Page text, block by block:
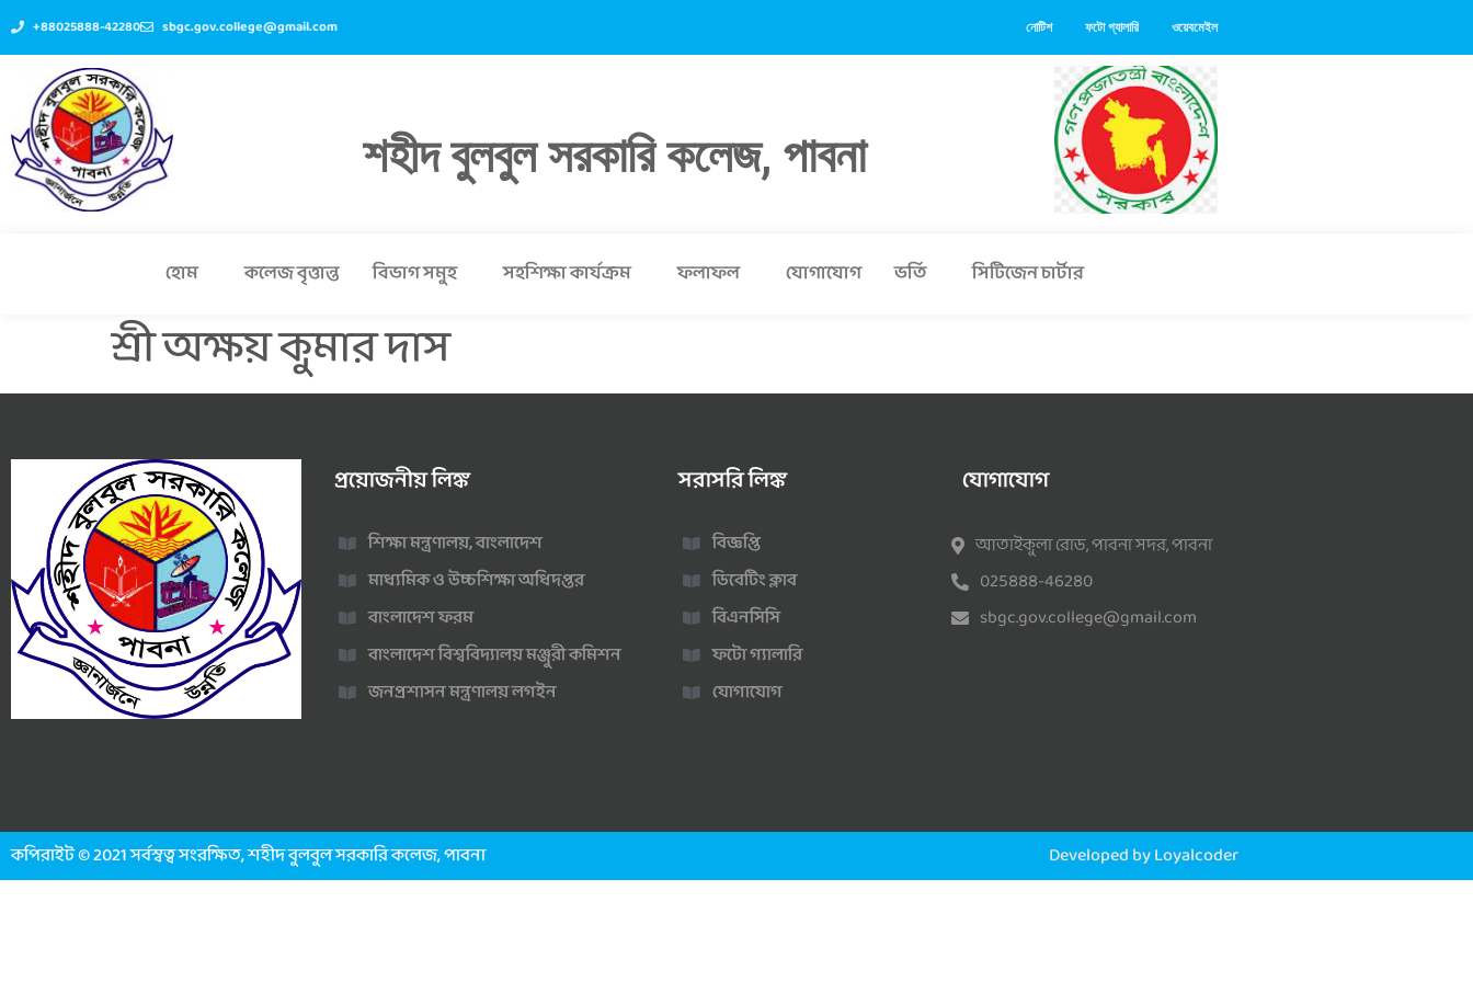
+88025888-42280 sbgc.gov.college@gmail.com নোটিশ ফটো গ্যালারি ওয়েবমেইল
শহীদ বুলবুল সরকারি কলেজ, পাবনা
হোম কলেজ বৃত্তান্ত বিভাগ সমুহ সহশিক্ষা কার্যক্রম ফলাফল যোগাযোগ ভর্তি সিটিজেন চার্টার
শ্রী অক্ষয় কুমার দাস
প্রয়োজনীয় লিঙ্ক
শিক্ষা মন্ত্রণালয়, বাংলাদেশ
মাধ্যমিক ও উচ্চশিক্ষা অধিদপ্তর
বাংলাদেশ ফরম
বাংলাদেশ বিশ্ববিদ্যালয় মঞ্জুরী কমিশন
জনপ্রশাসন মন্ত্রণালয় লগইন
সরাসরি লিঙ্ক
বিজ্ঞপ্তি
ডিবেটিং ক্লাব
বিএনসিসি
ফটো গ্যালারি
যোগাযোগ
যোগাযোগ
আতাইকুলা রোড, পাবনা সদর, পাবনা
025888-46280
sbgc.gov.college@gmail.com
কপিরাইট © 2021 সর্বস্বত্ব সংরক্ষিত, শহীদ বুলবুল সরকারি কলেজ, পাবনা Developed by Loyalcoder